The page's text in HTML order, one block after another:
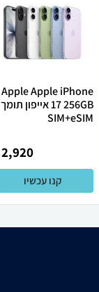
Apple Apple iPhone
17 256GB אייפון תומך
SIM+eSIM
2,920
קנו עכשיו